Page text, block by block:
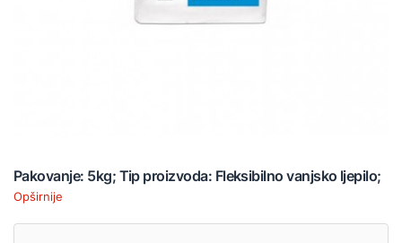
Pakovanje: 5kg; Tip proizvoda: Fleksibilno vanjsko ljepilo;
Opširnije